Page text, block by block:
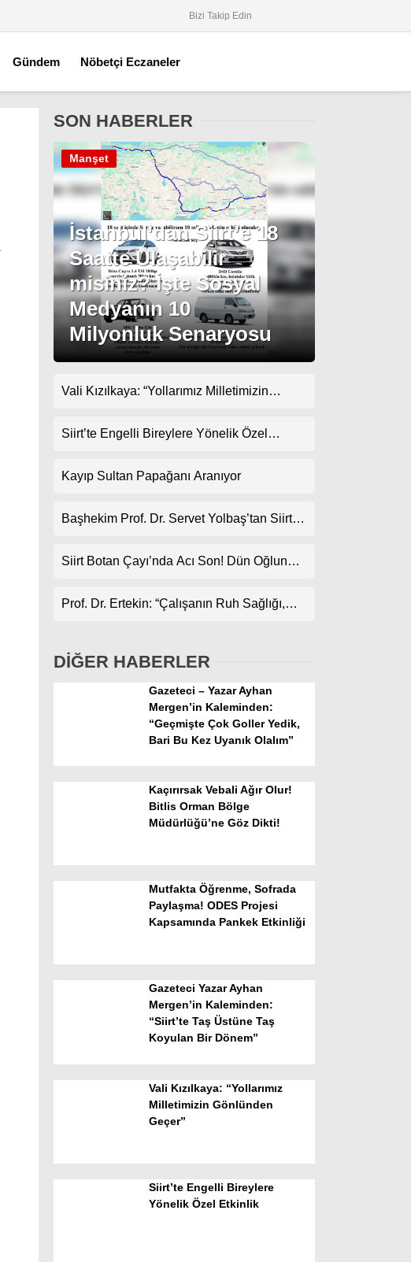
Gündem
Ekonomi
Spor
Teknoloji
Facebook
Bizi Takip Edin
Gündem Nöbetçi Eczaneler
SON HABERLER
İstanbul’dan Siirt’e 18
Saatte Ulaşabilir
misiniz? İşte Sosyal
Medyanın 10
Milyonluk Senaryosu
Manşet
Vali Kızılkaya: “Yollarımız Milletimizin
Siirt’te Engelli Bireylere Yönelik Özel
Kayıp Sultan Papağanı Aranıyor
Başhekim Prof. Dr. Servet Yolbaş’tan Siirt’e
Siirt Botan Çayı’nda Acı Son! Dün Oğlunun,
Prof. Dr. Ertekin: “Çalışanın Ruh Sağlığı,
DİĞER HABERLER
Gazeteci – Yazar Ayhan
Mergen’in Kaleminden:
“Geçmişte Çok Goller Yedik,
Bari Bu Kez Uyanık Olalım”
Kaçırırsak Vebali Ağır Olur!
Bitlis Orman Bölge
Müdürlüğü’ne Göz Dikti!
Mutfakta Öğrenme, Sofrada
Paylaşma! ODES Projesi
Kapsamında Pankek Etkinliği
Gazeteci Yazar Ayhan
Mergen’in Kaleminden:
“Siirt’te Taş Üstüne Taş
Koyulan Bir Dönem”
Vali Kızılkaya: “Yollarımız
Milletimizin Gönlünden
Geçer”
Siirt’te Engelli Bireylere
Yönelik Özel Etkinlik